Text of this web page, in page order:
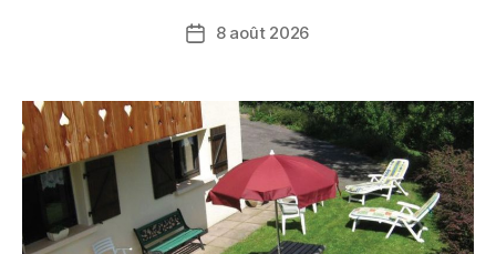
8 août 2026